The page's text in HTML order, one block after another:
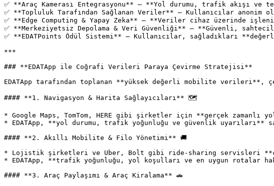
✅ **Araç Kamerası Entegrasyonu** – **Yol durumu, trafik akışı
✅ **Topluluk Tarafından Sağlanan Veriler** – Kullanıcılar
✅ **Edge Computing & Yapay Zeka** – **Veriler cihaz üzerinde
✅ **Merkeziyetsiz Depolama & Veri Güvenliği** – **Güvenli,
✅ **EDATPoints Ödül Sistemi** – Kullanıcılar, sağladıkları
***
### **EDATApp ile Coğrafi Verileri Paraya Çevirme Stratejisi**
EDATApp tarafından toplanan **yüksek değerli mobilite verileri**,
#### **1. Navigasyon & Harita Sağlayıcıları** 🗺️
* Google Maps, TomTom, HERE gibi şirketler için **gerçek
* EDATApp, **yol durumu, trafik yoğunluğu ve güvenlik
#### **2. Akıllı Mobilite & Filo Yönetimi** 🚚
* Lojistik şirketleri ve Uber, Bolt gibi ride-sharing servisleri
* EDATApp, **trafik yoğunluğu, yol koşulları ve en uygun rotalar
#### **3. Araç Paylaşımı & Araç Kiralama** 🚗